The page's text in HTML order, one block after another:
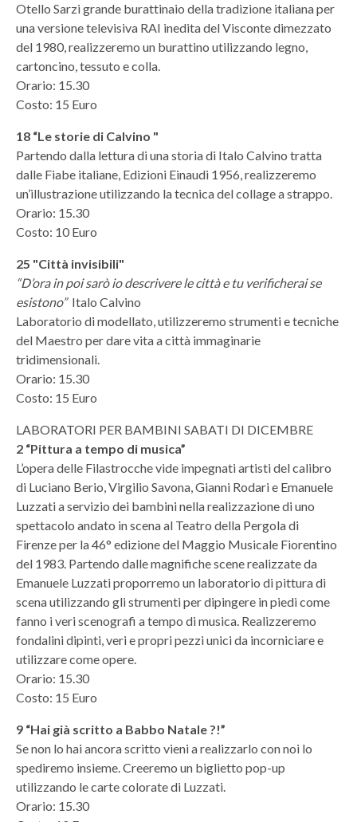
Otello Sarzi grande burattinaio della tradizione italiana per
una versione televisiva RAI inedita del Visconte dimezzato
del 1980, realizzeremo un burattino utilizzando legno,
cartoncino, tessuto e colla.
Orario: 15.30
Costo: 15 Euro
18 “Le storie di Calvino "
Partendo dalla lettura di una storia di Italo Calvino tratta
dalle Fiabe italiane, Edizioni Einaudi 1956, realizzeremo
un’illustrazione utilizzando la tecnica del collage a strappo.
Orario: 15.30
Costo: 10 Euro
25 "Città invisibili"
“D’ora in poi sarò io descrivere le città e tu verificherai se
esistono” Italo Calvino
Laboratorio di modellato, utilizzeremo strumenti e tecniche
del Maestro per dare vita a città immaginarie
tridimensionali.
Orario: 15.30
Costo: 15 Euro
LABORATORI PER BAMBINI SABATI DI DICEMBRE
2 “Pittura a tempo di musica”
L’opera delle Filastrocche vide impegnati artisti del calibro
di Luciano Berio, Virgilio Savona, Gianni Rodari e Emanuele
Luzzati a servizio dei bambini nella realizzazione di uno
spettacolo andato in scena al Teatro della Pergola di
Firenze per la 46° edizione del Maggio Musicale Fiorentino
del 1983. Partendo dalle magnifiche scene realizzate da
Emanuele Luzzati proporremo un laboratorio di pittura di
scena utilizzando gli strumenti per dipingere in piedi come
fanno i veri scenografi a tempo di musica. Realizzeremo
fondalini dipinti, veri e propri pezzi unici da incorniciare e
utilizzare come opere.
Orario: 15.30
Costo: 15 Euro
9 “Hai già scritto a Babbo Natale ?!”
Se non lo hai ancora scritto vieni a realizzarlo con noi lo
spediremo insieme. Creeremo un biglietto pop-up
utilizzando le carte colorate di Luzzati.
Orario: 15.30